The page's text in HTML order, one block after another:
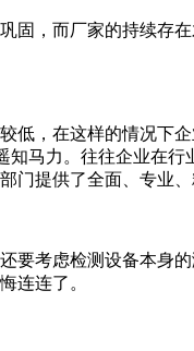
，而厂家的持续存
低，在这样的情况下
马力。往往企业在
提供了全面、专业
要考虑检测设备本身
连连了。